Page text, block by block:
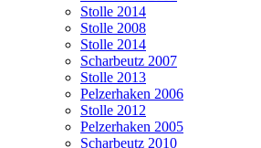
Stolle 2014
Stolle 2008
Stolle 2014
Scharbeutz 2007
Stolle 2013
Pelzerhaken 2006
Stolle 2012
Pelzerhaken 2005
Scharbeutz 2010